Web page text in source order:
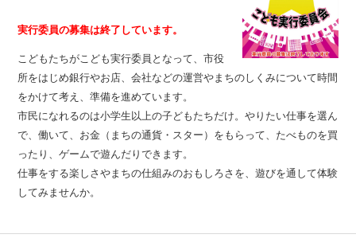
実行委員の募集は終了しています。
こどもたちがこども実行委員となって、市役
所をはじめ銀行やお店、会社などの運営やまちのしくみについて時間
をかけて考え、準備を進めています。
市民になれるのは小学生以上の子どもたちだけ。やりたい仕事を選ん
で、働いて、お金（まちの通貨・スター）をもらって、たべものを買
ったり、ゲームで遊んだりできます。
仕事をする楽しさやまちの仕組みのおもしろさを、遊びを通して体験
してみませんか。